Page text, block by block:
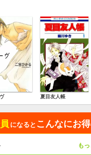
夏目友人帳
になると こんなにお得
も